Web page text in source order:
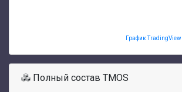
График TradingView
Полный состав TMOS